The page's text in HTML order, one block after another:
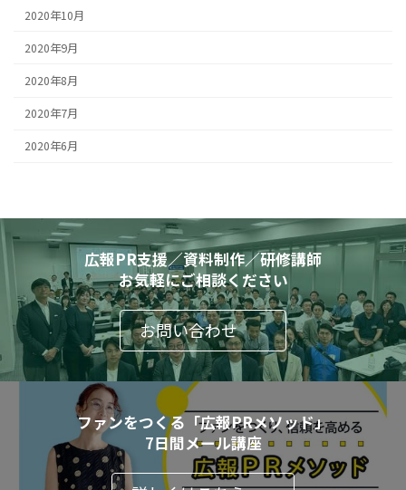
2020年10月
2020年9月
2020年8月
2020年7月
2020年6月
広報PR支援／資料制作／研修講師
お気軽にご相談ください
お問い合わせ
ファンをつくる「広報PRメソッド」
7日間メール講座